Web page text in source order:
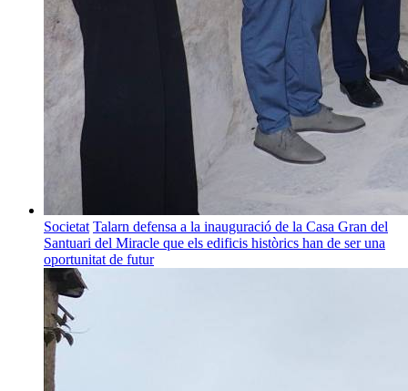
Societat Talarn defensa a la inauguració de la Casa Gran del
Santuari del Miracle que els edificis històrics han de ser una
oportunitat de futur